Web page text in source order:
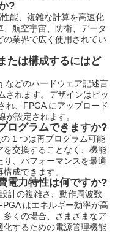
?
能、複雑な計算を高速化
航空宇宙、防衛、データ
の業界で広く使用されてい
たは構成するにはど
などのハードウェア記述言
されます。デザインはビッ
れ、FPGA にアップロード
が設定されます。
ログラムできますか?
1 つは再プログラム可能
を交換することなく、機能
、パフォーマンスを最適
成できます。
電力特性は何ですか?
計の複雑さ、動作周波数
はエネルギー効率が高
多くの場合、さまざまなア
化するための電源管理機能